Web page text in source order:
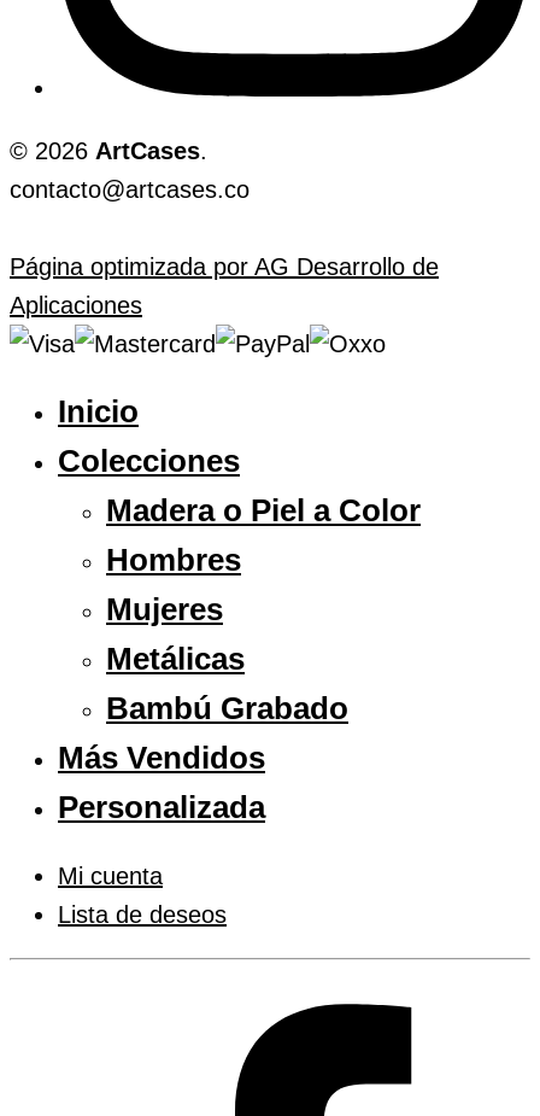
© 2026 ArtCases.
contacto@artcases.co
Página optimizada por AG Desarrollo de
Aplicaciones
Inicio
Colecciones
Madera o Piel a Color
Hombres
Mujeres
Metálicas
Bambú Grabado
Más Vendidos
Personalizada
Mi cuenta
Lista de deseos